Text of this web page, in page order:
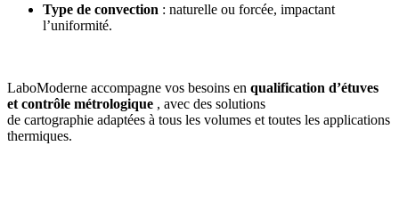
Type de convection : naturelle ou forcée, impactant
l’uniformité.
LaboModerne accompagne vos besoins en qualification d’étuves
et contrôle métrologique , avec des solutions
de cartographie adaptées à tous les volumes et toutes les applications
thermiques.